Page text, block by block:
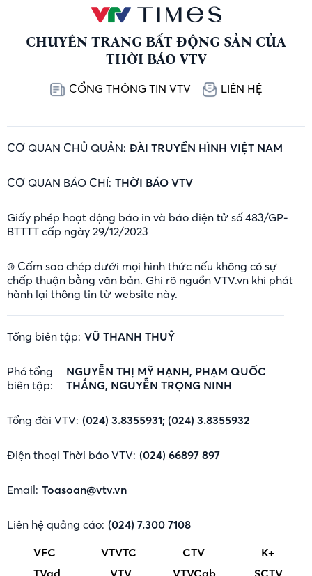
CHUYÊN TRANG BẤT ĐỘNG SẢN CỦA
THỜI BÁO VTV
CỔNG THÔNG TIN VTV LIÊN HỆ
CƠ QUAN CHỦ QUẢN: ĐÀI TRUYỀN HÌNH VIỆT NAM
CƠ QUAN BÁO CHÍ: THỜI BÁO VTV
Giấy phép hoạt động báo in và báo điện tử số 483/GP-
BTTTT cấp ngày 29/12/2023
® Cấm sao chép dưới mọi hình thức nếu không có sự
chấp thuận bằng văn bản. Ghi rõ nguồn VTV.vn khi phát
hành lại thông tin từ website này.
Tổng biên tập: VŨ THANH THUỶ
Phó tổng
biên tập:
NGUYỄN THỊ MỸ HẠNH, PHẠM QUỐC
THẮNG, NGUYỄN TRỌNG NINH
Tổng đài VTV: (024) 3.8355931; (024) 3.8355932
Điện thoại Thời báo VTV: (024) 66897 897
Email: Toasoan@vtv.vn
Liên hệ quảng cáo: (024) 7.300 7108
VFC
VTVTC CTV
K+
TVad
VTV VTVCab SCTV